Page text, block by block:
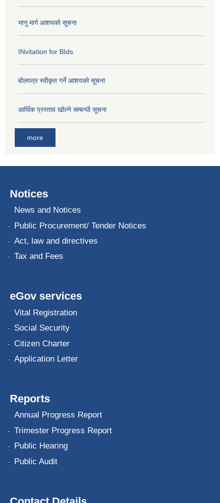
भानु मार्ग आशयको सूचना
INvitation for BIds
बोलपत्र स्वीकृत गर्ने आशयको सूचना
आर्थिक प्रस्ताव खोल्ने सम्बन्धी सूचना
more
Notices
News and Notices
Public Procurement/ Tender Notices
Act, law and directives
Tax and Fees
eGov services
Vital Registration
Social Security
Citizen Charter
Application Letter
Reports
Annual Progress Report
Trimester Progress Report
Public Hearing
Public Audit